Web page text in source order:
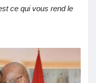
ce qui vous rend le